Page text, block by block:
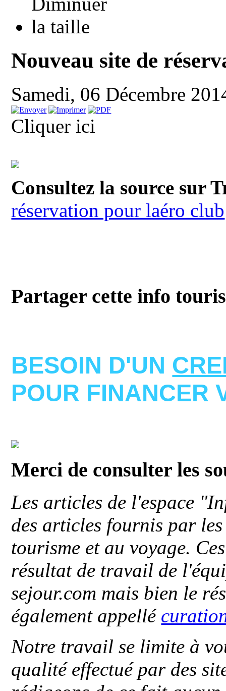
Nouveau site de
Samedi, 06 Décembre
Cliquer ici
Consultez la source sur
réservation pour laéro club
Partager cette info
BESOIN D'UN
POUR FINANCER
Merci de consulter les
Les articles de l'espace
des articles fournis par
tourisme et au voyage.
résultat de travail de
sejour.com mais bien le
également appellé
Notre travail se limite à
qualité effectué par des